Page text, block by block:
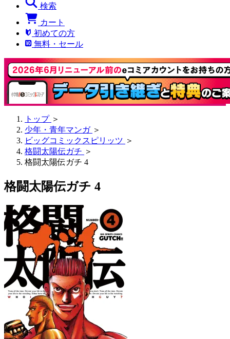
検索
カート
初めての方
無料・セール
トップ ＞
少年・青年マンガ ＞
ビッグコミックスピリッツ ＞
格闘太陽伝ガチ ＞
格闘太陽伝ガチ 4
格闘太陽伝ガチ 4